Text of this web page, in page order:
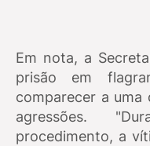
Em nota, a
prisão em
comparecer a uma
agressões.
procedimento, a